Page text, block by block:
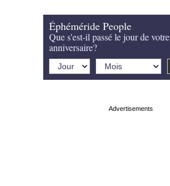
Éphéméride People
Que s'est-il passé le jour de votre
anniversaire?